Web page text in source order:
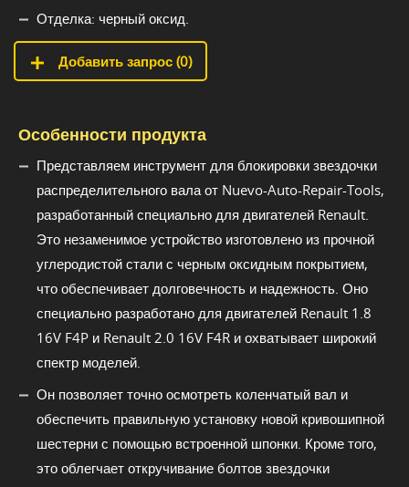
Отделка: черный оксид.
Добавить запрос (0)
Особенности продукта
Представляем инструмент для блокировки звездочки
распределительного вала от Nuevo-Auto-Repair-Tools,
разработанный специально для двигателей Renault.
Это незаменимое устройство изготовлено из прочной
углеродистой стали с черным оксидным покрытием,
что обеспечивает долговечность и надежность. Оно
специально разработано для двигателей Renault 1.8
16V F4P и Renault 2.0 16V F4R и охватывает широкий
спектр моделей.
Он позволяет точно осмотреть коленчатый вал и
обеспечить правильную установку новой кривошипной
шестерни с помощью встроенной шпонки. Кроме того,
это облегчает откручивание болтов звездочки